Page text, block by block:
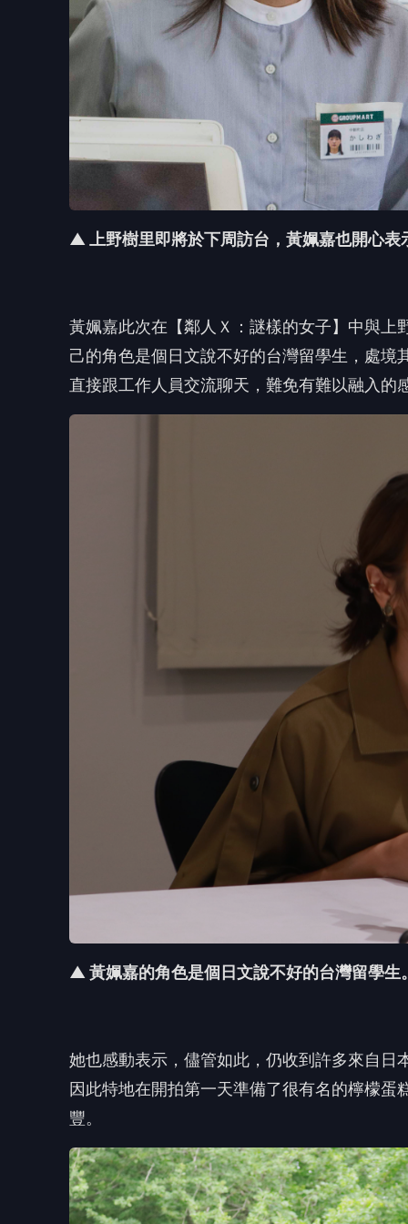
▲ 上野樹里即將於下周訪台， 黃姵嘉也開心表
黃姵嘉此次在【鄰人Ｘ：謎樣的女子】中與上
己的角色是個日文說不好的台灣留學生，處境
直接跟工作人員交流聊天， 難免有難以融入的
▲ 黃姵嘉的角色是個日文說不好的台灣留學生
她也感動表示，儘管如此， 仍收到許多來自日
因此特地在開拍第一天準備了很有名的檸檬蛋
豐。